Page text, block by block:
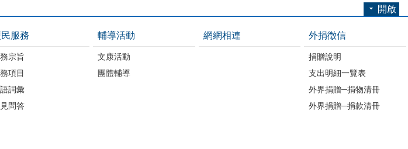
開啟
服務
宗旨
項目
詞彙
問答
輔導活動
文康活動
團體輔導
網網相連 外捐徵信
捐贈說明
支出明細一覽表
外界捐贈─捐物清冊
外界捐贈─捐款清冊